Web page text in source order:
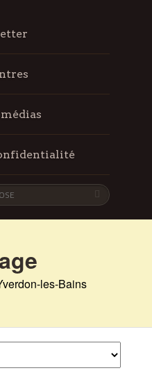
les-Bains